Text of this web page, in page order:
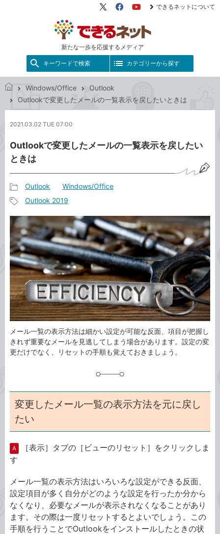
新たな一歩を応援するメディア
X（旧
FacebookYouTube
できるネットについて
キーワードで検索 カテゴリーから探す
で
ネ
ト
Windows/Office
Outlook
Outlookで変更したメールの一覧表示を戻したいときは
2021.03.02 TUE 07:00
Outlookで変更したメールの一覧表示を戻したい
ときは
事
カ
テ
ゴ
リ
Outlook Windows/Office
事
タ
グ
Outlook 2019
メール一覧の表示方法は細かい設定が可能な反面、項目が把握し
きれず重要なメールを見逃してしまう場合があります。設定の変
更だけでなく、リセットの手順も覚えておきましょう。
変更したメール一覧の表示方法を元に戻し
たい
A
［表示］タブの［ビューのリセット］をクリックしま
す
メール一覧の表示方法はいろいろな設定ができる反面、
設定項目が多く自分がどのような設定を行ったか分から
なくなり、必要なメールが表示されなくなることがあり
ます。その際は一度リセットするとよいでしょう。この
手順を行うことでOutlookをインストールしたときの状